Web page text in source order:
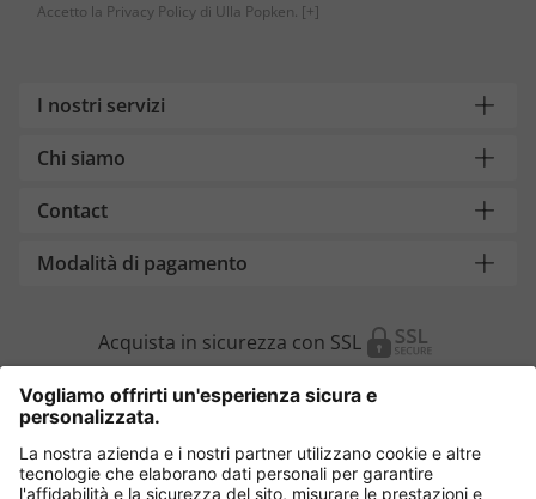
Accetto la Privacy Policy di Ulla Popken. [+]
I nostri servizi
Chi siamo
Contact
Modalità di pagamento
Acquista in sicurezza con SSL
Cambia Paese
Italia